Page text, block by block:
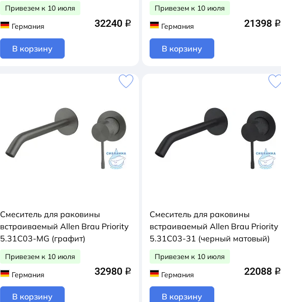
Привезем к 10 июля
Германия
32240 q
В корзину
Привезем к 10 июля
Германия
21398 q
В корзину
Смеситель для раковины
встраиваемый Allen Brau Priority
5.31C03-MG (графит)
Привезем к 10 июля
Германия
32980 q
В корзину
Смеситель для раковины
встраиваемый Allen Brau Priority
5.31C03-31 (черный матовый)
Привезем к 10 июля
Германия
22088 q
В корзину